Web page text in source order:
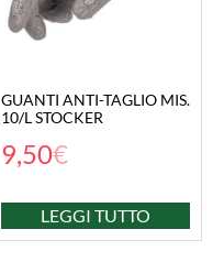
GUANTI ANTI-TAGLIO MIS.
10/L STOCKER
9,50€
LEGGI TUTTO